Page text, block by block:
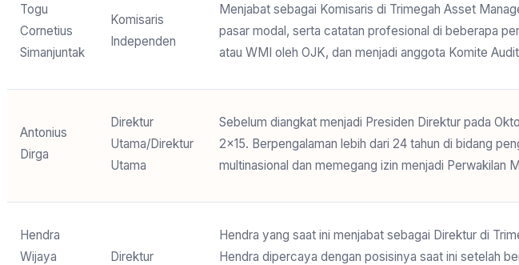
Togu
Cornetius
Simanjuntak
Komisaris
Independen
Menjabat sebagai Komisaris di Trimegah Asset
pasar modal, serta catatan profesional di beberapa
atau WMI oleh OJK, dan menjadi anggota Komite
Antonius
Dirga
Direktur
Utama/Direktur
Utama
Sebelum diangkat menjadi Presiden Direktur pada
2×15. Berpengalaman lebih dari 24 tahun di bidang
multinasional dan memegang izin menjadi Perwakilan
Hendra
Wijaya
Direktur
Hendra yang saat ini menjabat sebagai Direktur di
Hendra dipercaya dengan posisinya saat ini setelah